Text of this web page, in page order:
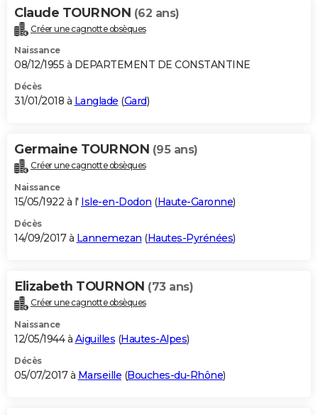
Claude TOURNON (62 ans)
Créer une cagnotte obsèques
Naissance
08/12/1955 à DEPARTEMENT DE CONSTANTINE
Décès
31/01/2018 à Langlade (Gard)
Germaine TOURNON (95 ans)
Créer une cagnotte obsèques
Naissance
15/05/1922 à l' Isle-en-Dodon (Haute-Garonne)
Décès
14/09/2017 à Lannemezan (Hautes-Pyrénées)
Elizabeth TOURNON (73 ans)
Créer une cagnotte obsèques
Naissance
12/05/1944 à Aiguilles (Hautes-Alpes)
Décès
05/07/2017 à Marseille (Bouches-du-Rhône)